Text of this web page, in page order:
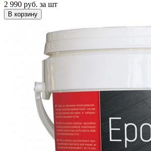
2 990 руб. за шт
В корзину